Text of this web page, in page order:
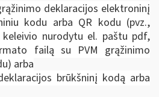
deklaracijos elektroninį
kodu arba QR kodu (pvz.,
keleivio nurodytu el. paštu pdf,
failą su PVM grąžinimo
arba
brūkšninį kodą arba